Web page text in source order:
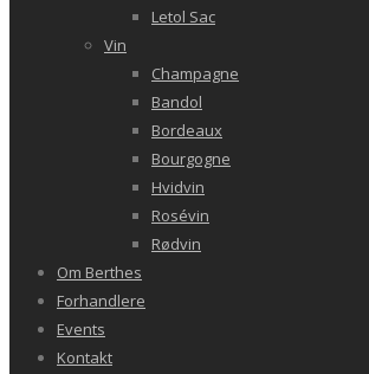
Letol Sac
Vin
Champagne
Bandol
Bordeaux
Bourgogne
Hvidvin
Rosévin
Rødvin
Om Berthes
Forhandlere
Events
Kontakt